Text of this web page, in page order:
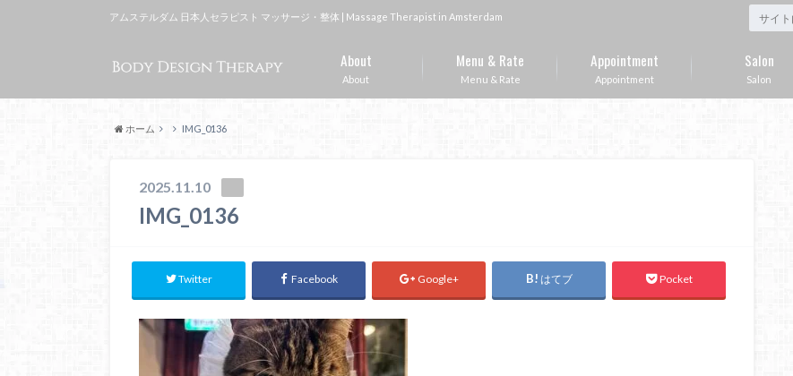
アムステルダム 日本人セラピスト マッサージ・整体 | Massage Therapist in Amsterdam
About
About
Menu & Rate
Menu & Rate
Appointment
Appointment
Salon
Salon
ホーム IMG_0136
2025.11.10
IMG_0136
Twitter Facebook Google+ はてブ Pocket